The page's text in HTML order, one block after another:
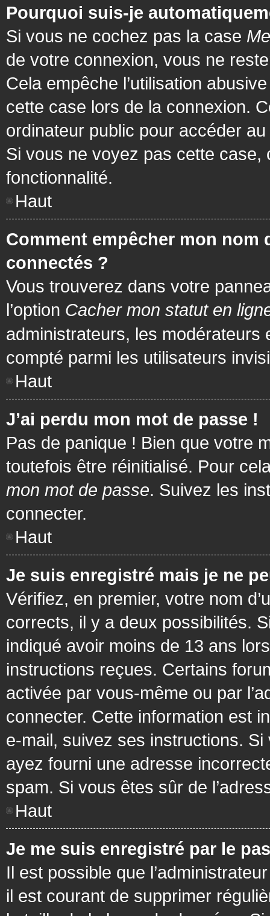
Pourquoi suis-je
Si vous ne cochez pas la case
de votre connexion, vous ne
Cela empêche l’utilisation
cette case lors de la connexion.
ordinateur public pour accéder
Si vous ne voyez pas cette case,
fonctionnalité.
Haut
Comment empêcher mon nom
connectés ?
Vous trouverez dans votre
l’option Cacher mon statut en
administrateurs, les
compté parmi les utilisateurs
Haut
J’ai perdu mon mot de passe !
Pas de panique ! Bien que votre
toutefois être réinitialisé. Pour
mon mot de passe. Suivez les
connecter.
Haut
Je suis enregistré mais je ne
Vérifiez, en premier, votre nom
corrects, il y a deux possibilités.
indiqué avoir moins de 13 ans
instructions reçues. Certains
activée par vous-même ou par
connecter. Cette information est
e-mail, suivez ses instructions. Si
ayez fourni une adresse
spam. Si vous êtes sûr de
Haut
Je me suis enregistré par le
Il est possible que
il est courant de supprimer